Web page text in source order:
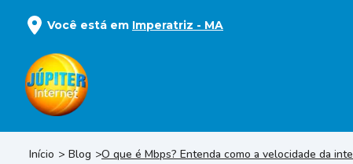
Você está em Imperatriz - MA
Início Blog O que é Mbps? Entenda como a velocidade da